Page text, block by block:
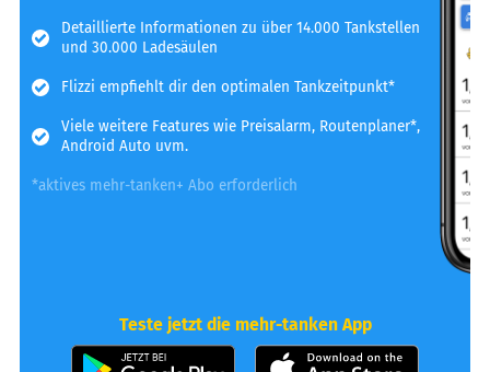
Detaillierte Informationen zu über 14.000 Tankstellen
und 30.000 Ladesäulen
Flizzi empfiehlt dir den optimalen Tankzeitpunkt*
Viele weitere Features wie Preisalarm, Routenplaner*,
Android Auto uvm.
*aktives mehr-tanken+ Abo erforderlich
Teste jetzt die mehr-tanken App